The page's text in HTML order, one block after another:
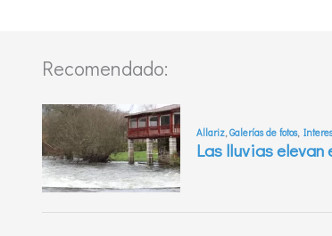
Recomendado: